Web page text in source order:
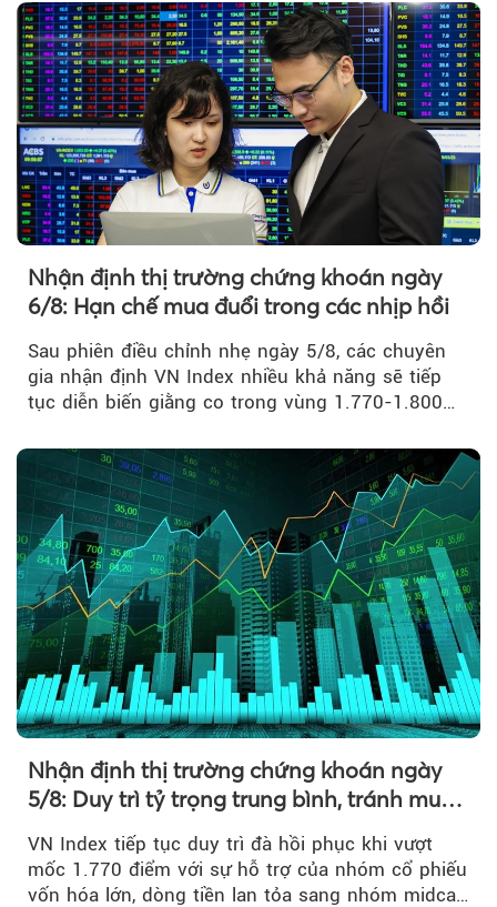
Nhận định thị trường chứng khoán ngày
6/8: Hạn chế mua đuổi trong các nhịp hồi
Sau phiên điều chỉnh nhẹ ngày 5/8, các chuyên
gia nhận định VN Index nhiều khả năng sẽ tiếp
tục diễn biến giằng co trong vùng 1.770-1.800
Nhận định thị trường chứng khoán ngày
5/8: Duy trì tỷ trọng trung bình, tránh mua
VN Index tiếp tục duy trì đà hồi phục khi vượt
mốc 1.770 điểm với sự hỗ trợ của nhóm cổ phiếu
vốn hóa lớn, dòng tiền lan tỏa sang nhóm midcap